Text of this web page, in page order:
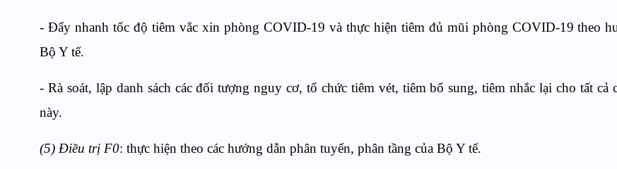
- Đẩy nhanh tốc độ tiêm vắc xin phòng COVID-19 và thực hiện tiêm đủ mũi phòng COVID-19 theo
Bộ Y tế.
- Rà soát, lập danh sách các đối tượng nguy cơ, tổ chức tiêm vét, tiêm bổ sung, tiêm nhắc lại cho tất cả
này.
(5) Điều trị F0: thực hiện theo các hướng dẫn phân tuyến, phân tầng của Bộ Y tế.